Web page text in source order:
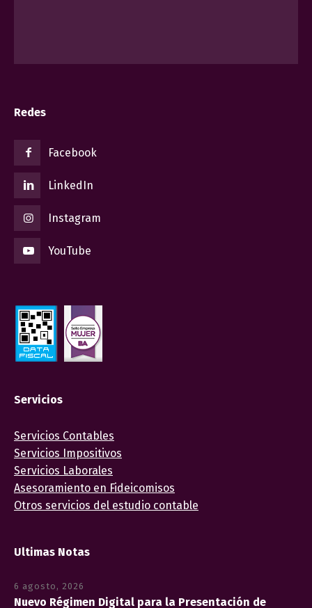
Redes
Facebook
LinkedIn
Instagram
YouTube
Servicios
Servicios Contables
Servicios Impositivos
Servicios Laborales
Asesoramiento en Fideicomisos
Otros servicios del estudio contable
Ultimas Notas
6 agosto, 2026
Nuevo Régimen Digital para la Presentación de